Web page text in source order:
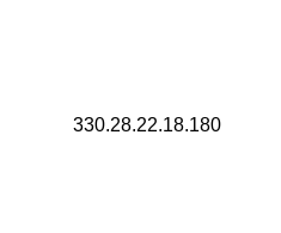
330.28.22.18.180